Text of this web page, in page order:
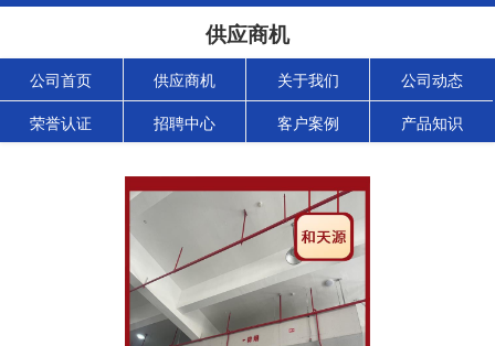
供应商机
公司首页 供应商机 关于我们 公司动态
荣誉认证 招聘中心 客户案例 产品知识